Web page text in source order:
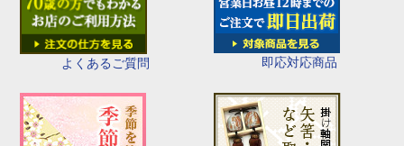
よくあるご質問 即応対応商品